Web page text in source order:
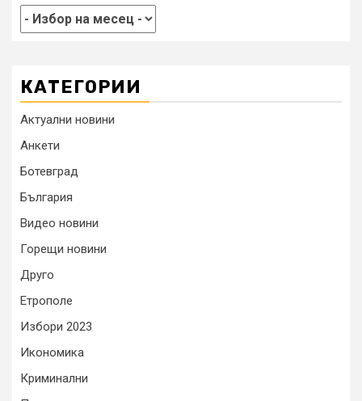
КАТЕГОРИИ
Актуални новини
Анкети
Ботевград
България
Видео новини
Горещи новини
Друго
Етрополе
Избори 2023
Икономика
Криминални